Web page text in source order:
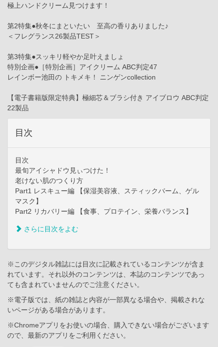
極上ハンドクリーム見つけます！
第2特集●秋冬にまといたい 至高の香りありました♪
＜フレグランス26製品TEST＞
第3特集●スッキリ軽やか足叶えましょ
特別企画●［特別企画］アイクリーム ABC判定47
レインボー池田の トキメキ！ ニンゲンcollection
【電子書籍版限定特典】極細芯＆ブラシ付き アイブロウ ABC判定
22製品
目次
目次
最旬アイシャドウ見ぃつけた！
老けない肌のつくり方
Part1 レスキュー編 【保湿美容液、スティックバーム、ゲル
マスク】
Part2 リカバリー編 【食事、プロテイン、栄養バランス】
さらに目次をよむ
※このデジタル雑誌には目次に記載されているコンテンツが含ま
れています。それ以外のコンテンツは、本誌のコンテンツであっ
ても含まれていませんのでご注意ください。
※電子版では、紙の雑誌と内容が一部異なる場合や、掲載されな
いページがある場合があります。
※Chromeアプリをお使いの場合、購入できない場合がございます
ので、最新のアプリをご利用ください。